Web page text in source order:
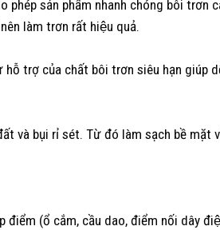
sản phẩm nhanh chóng bôi trơn
làm trơn rất hiệu quả.
trợ của chất bôi trơn siêu hạn giúp
và bụi rỉ sét. Từ đó làm sạch bề mặt
(ổ cắm, cầu dao, điểm nối dây